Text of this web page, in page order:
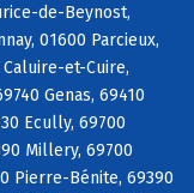
de-Beynost,
01600 Parcieux,
et-Cuire,
Genas, 69410
Ecully, 69700
Millery, 69700
Pierre-Bénite, 69390